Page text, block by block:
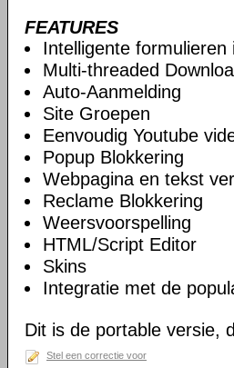
FEATURES
Intelligente formulieren
Multi-threaded
Auto-Aanmelding
Site Groepen
Eenvoudig Youtube
Popup Blokkering
Webpagina en tekst
Reclame Blokkering
Weersvoorspelling
HTML/Script Editor
Skins
Integratie met de
Dit is de portable versie,
Stel een correctie voor